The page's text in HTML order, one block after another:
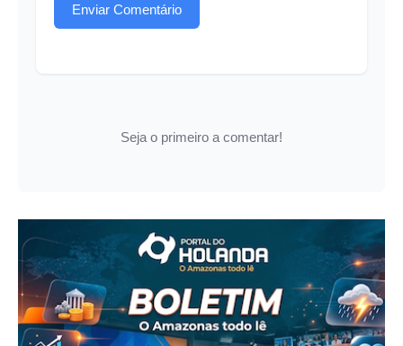
Enviar Comentário
Seja o primeiro a comentar!